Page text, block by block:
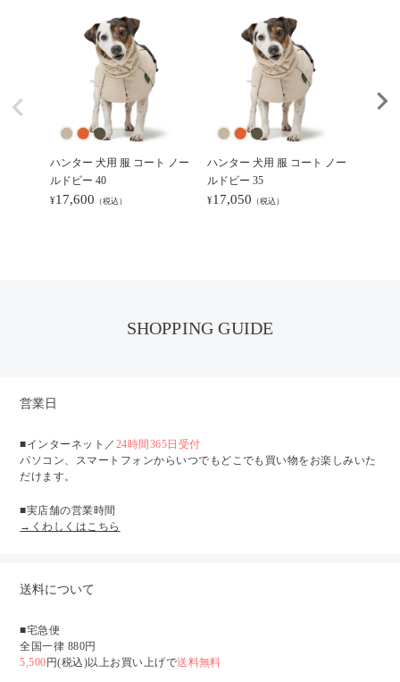
ハンター 犬用 服 コート ノー
ルドビー 40
¥17,600 （税込）
ハンター 犬用 服 コート ノー
ルドビー 35
¥17,050 （税込）
SHOPPING GUIDE
営業日
■インターネット／ 24時間365日受付
パソコン、スマートフォンからいつでもどこでも買い物をお楽しみいた
だけます。
■実店舗の営業時間
→くわしくはこちら
送料について
■宅急便
全国一律 880円
5,500円(税込)以上お買い上げで送料無料